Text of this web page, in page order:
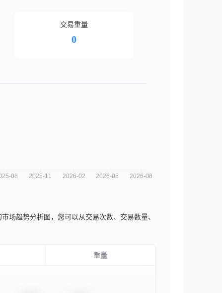
交易重量
0
市场趋势分析图，您可以从交易次数、交易数量、
重量